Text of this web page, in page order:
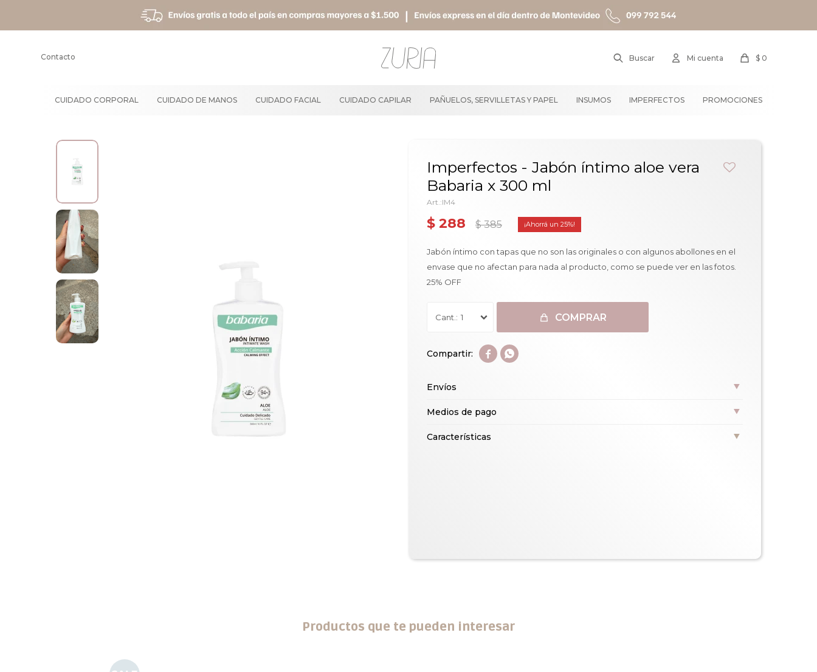
CUIDADO CORPORAL CUIDADO DE MANOS CUIDADO FACIAL CUIDADO CAPILAR PAÑUELOS, SERVILLETAS Y PAPEL INSUMOS IMPERFECTOS PROMOCIONES
$ 0
Contacto
Imperfectos - Jabón íntimo aloe vera
Babaria x 300 ml
IM4
$ 288 $ 385 25
Jabón íntimo con tapas que no son las originales o con algunos abollones en el
envase que no afectan para nada al producto, como se puede ver en las fotos.
25% OFF
1 COMPRAR
 
Envíos
Medios de pago
Características
Productos que te pueden interesar